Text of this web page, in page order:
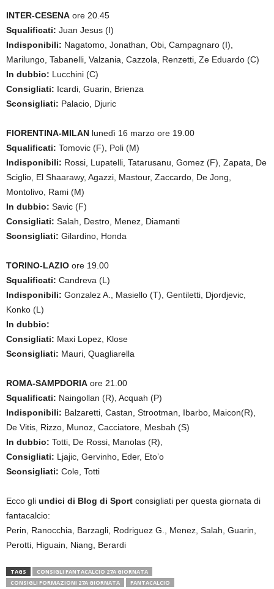
INTER-CESENA ore 20.45
Squalificati: Juan Jesus (I)
Indisponibili: Nagatomo, Jonathan, Obi, Campagnaro (I),
Marilungo, Tabanelli, Valzania, Cazzola, Renzetti, Ze Eduardo (C)
In dubbio: Lucchini (C)
Consigliati: Icardi, Guarin, Brienza
Sconsigliati: Palacio, Djuric
FIORENTINA-MILAN lunedì 16 marzo ore 19.00
Squalificati: Tomovic (F), Poli (M)
Indisponibili: Rossi, Lupatelli, Tatarusanu, Gomez (F), Zapata, De
Sciglio, El Shaarawy, Agazzi, Mastour, Zaccardo, De Jong,
Montolivo, Rami (M)
In dubbio: Savic (F)
Consigliati: Salah, Destro, Menez, Diamanti
Sconsigliati: Gilardino, Honda
TORINO-LAZIO ore 19.00
Squalificati: Candreva (L)
Indisponibili: Gonzalez A., Masiello (T), Gentiletti, Djordjevic,
Konko (L)
In dubbio:
Consigliati: Maxi Lopez, Klose
Sconsigliati: Mauri, Quagliarella
ROMA-SAMPDORIA ore 21.00
Squalificati: Naingollan (R), Acquah (P)
Indisponibili: Balzaretti, Castan, Strootman, Ibarbo, Maicon(R),
De Vitis, Rizzo, Munoz, Cacciatore, Mesbah (S)
In dubbio: Totti, De Rossi, Manolas (R),
Consigliati: Ljajic, Gervinho, Eder, Eto’o
Sconsigliati: Cole, Totti
Ecco gli undici di Blog di Sport consigliati per questa giornata di
fantacalcio:
Perin, Ranocchia, Barzagli, Rodriguez G., Menez, Salah, Guarin,
Perotti, Higuain, Niang, Berardi
TAGS
CONSIGLI FANTACALCIO 27A GIORNATA
CONSIGLI FORMAZIONI 27A GIORNATA
FANTACALCIO